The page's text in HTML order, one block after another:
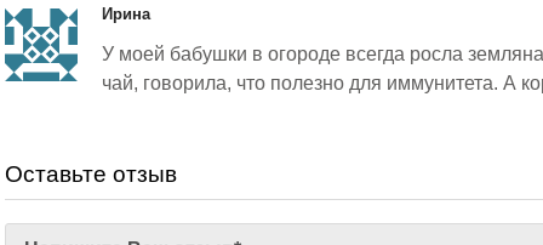
Ирина
У моей бабушки в огороде всегда росла
чай, говорила, что полезно для иммунитета. А
Оставьте отзыв